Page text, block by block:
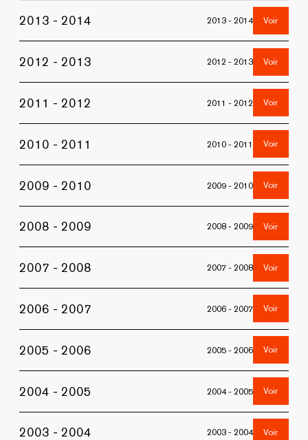
2013 - 2014 2013 - 2014 Voir
2012 - 2013 2012 - 2013 Voir
2011 - 2012 2011 - 2012 Voir
2010 - 2011 2010 - 2011 Voir
2009 - 2010 2009 - 2010 Voir
2008 - 2009 2008 - 2009 Voir
2007 - 2008 2007 - 2008 Voir
2006 - 2007 2006 - 2007 Voir
2005 - 2006 2005 - 2006 Voir
2004 - 2005 2004 - 2005 Voir
2003 - 2004 2003 - 2004 Voir